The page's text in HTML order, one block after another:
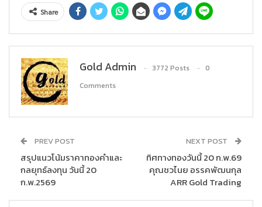
Share
Gold Admin 3772 Posts
0
Comments
PREV POST
สรุปแนวโน้มราคาทองคำและ
กลยุทธ์ลงทุน วันนี้ 20
ก.พ.2569
NEXT POST
ทิศทางทองวันนี้ 20 ก.พ.69
คุณชวไนย อรรคพัฒนกุล
ARR Gold Trading